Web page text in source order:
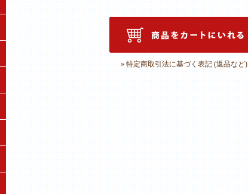
» 特定商取引法に基づく表記 (返品など)